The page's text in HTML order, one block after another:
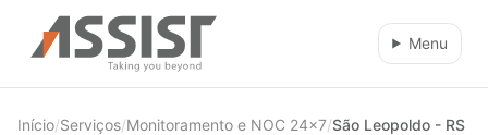
Ir direto para o conteúdo
Menu
Início/Serviços/Monitoramento e NOC 24×7/São Leopoldo - RS